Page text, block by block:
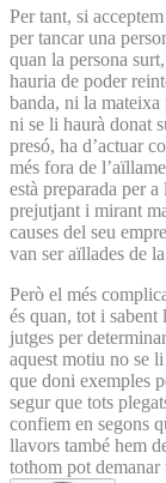
Per tant, si
per tancar una
quan la persona
hauria de poder
banda, ni la mateixa
ni se li haurà donat
presó, ha d’actuar
més fora de
està preparada per
prejutjant i mirant
causes del seu
van ser aïllades de
Però el més
és quan, tot i sabent
jutges per
aquest motiu no se
que doni exemples
segur que tots
confiem en segons
llavors també hem
tothom pot demanar